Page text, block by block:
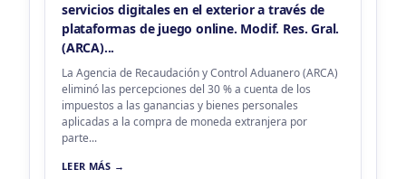
servicios digitales en el exterior a través de
plataformas de juego online. Modif. Res. Gral.
(ARCA)...
La Agencia de Recaudación y Control Aduanero (ARCA)
eliminó las percepciones del 30 % a cuenta de los
impuestos a las ganancias y bienes personales
aplicadas a la compra de moneda extranjera por
parte...
LEER MÁS →